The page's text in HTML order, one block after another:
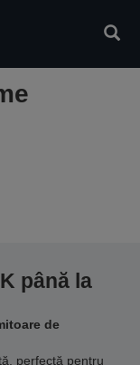
până la
de
perfectă pentru